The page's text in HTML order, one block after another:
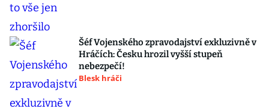
Šéf Vojenského zpravodajství exkluzivně v
Hráčích: Česku hrozil vyšší stupeň
nebezpečí!
Blesk hráči